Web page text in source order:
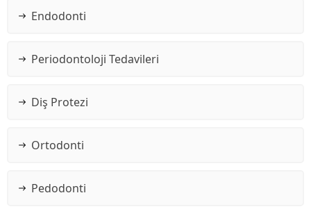
Endodonti
Periodontoloji Tedavileri
Diş Protezi
Ortodonti
Pedodonti